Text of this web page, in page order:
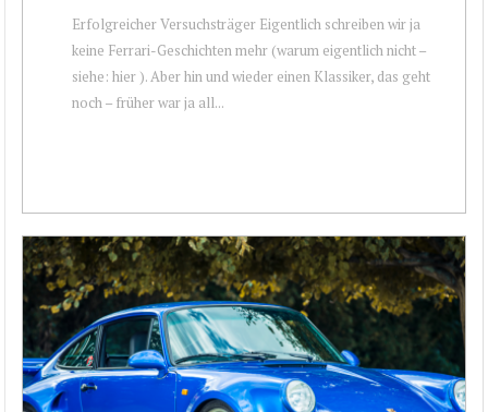
Erfolgreicher Versuchsträger Eigentlich schreiben wir ja
keine Ferrari-Geschichten mehr (warum eigentlich nicht –
siehe: hier ). Aber hin und wieder einen Klassiker, das geht
noch – früher war ja all...